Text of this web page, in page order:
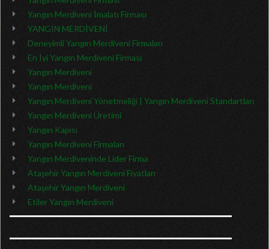
Yangın Merdiveni İmalatı Firması
YANGIN MERDİVENİ
Deneyimli Yangın Merdiveni Firmaları
En İyi Yangın Merdiveni Firması
Yangın Merdiveni
Yangın Merdiveni
Yangın Merdiveni Yönetmeliği | Yangın Merdiveni Standartları
Yangın Merdiveni Üretimi
Yangın Kapısı
Yangın Merdiveni Firmaları
Yangın Merdiveninde Lider Firma
Ataşehir Yangın Merdiveni Fiyatları
Ataşehir Yangın Merdiveni
Etiler Yangın Merdiveni